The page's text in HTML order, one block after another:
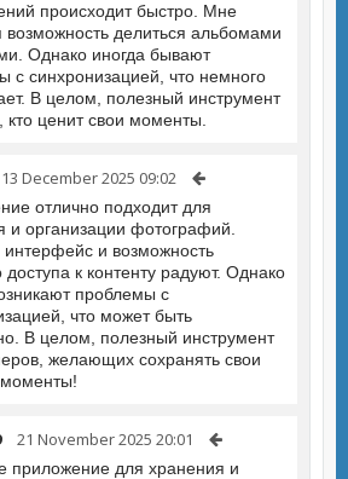
происходит быстро. Мне
возможность делиться альбомами
Однако иногда бывают
с синхронизацией, что немного
В целом, полезный инструмент
кто ценит свои моменты.
13 December 2025 09:02
отлично подходит для
и организации фотографий.
и возможность
доступа к контенту радуют. Однако
проблемы с
что может быть
В целом, полезный инструмент
желающих сохранять свои
21 November 2025 20:01
приложение для хранения и